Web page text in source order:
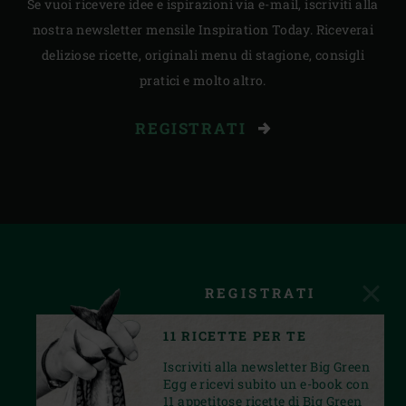
Se vuoi ricevere idee e ispirazioni via e-mail, iscriviti alla
nostra newsletter mensile Inspiration Today. Riceverai
deliziose ricette, originali menu di stagione, consigli
pratici e molto altro.
REGISTRATI
REGISTRATI
11 RICETTE PER TE
Iscriviti alla newsletter Big Green
Egg e ricevi subito un e-book con
11 appetitose ricette di Big Green